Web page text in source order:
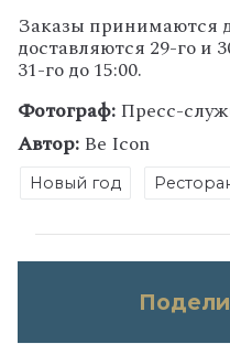
Заказы принимаются
доставляются 29-го и
31-го до 15:00.
Фотограф:Пресс-
Автор:Be Icon
Новый год